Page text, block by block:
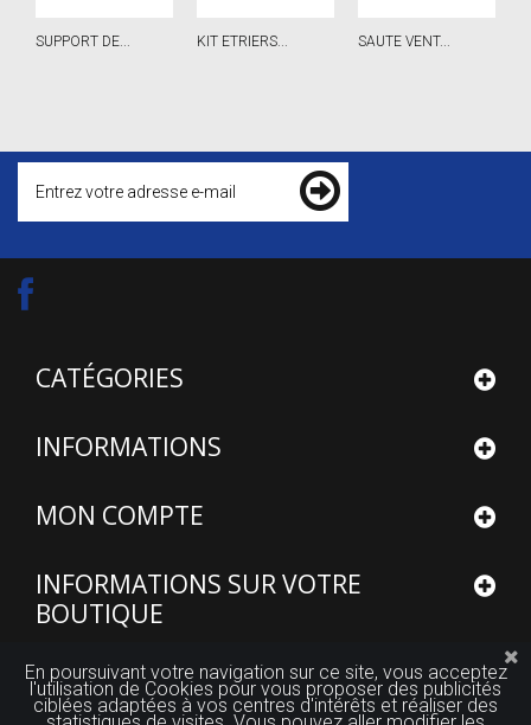
SUPPORT DE... KIT ETRIERS... SAUTE VENT...
CATÉGORIES
INFORMATIONS
MON COMPTE
INFORMATIONS SUR VOTRE
BOUTIQUE
En poursuivant votre navigation sur ce site, vous acceptez
l'utilisation de Cookies pour vous proposer des publicités
ciblées adaptées à vos centres d'intérêts et réaliser des